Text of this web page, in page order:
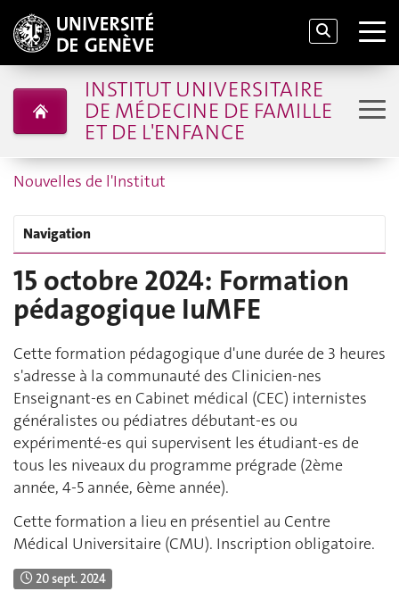
INSTITUT UNIVERSITAIRE
DE MÉDECINE DE FAMILLE
ET DE L'ENFANCE
Nouvelles de l'Institut
Navigation
15 octobre 2024: Formation
pédagogique IuMFE
Cette formation pédagogique d'une durée de 3 heures
s'adresse à la communauté des Clinicien-nes
Enseignant-es en Cabinet médical (CEC) internistes
généralistes ou pédiatres débutant-es ou
expérimenté-es qui supervisent les étudiant-es de
tous les niveaux du programme prégrade (2ème
année, 4-5 année, 6ème année).
Cette formation a lieu en présentiel au Centre
Médical Universitaire (CMU). Inscription obligatoire.
20 sept. 2024